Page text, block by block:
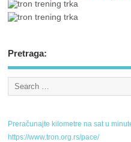
Pretraga:
Preračunajte kilometre na sat u
https://www.tron.org.rs/pace/